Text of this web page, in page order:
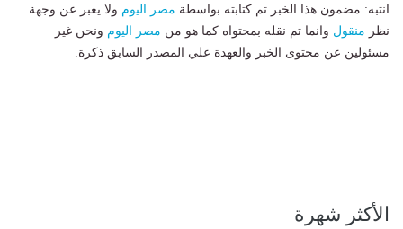
انتبه: مضمون هذا الخبر تم كتابته بواسطة مصر اليوم ولا يعبر عن وجهة
نظر منقول وانما تم نقله بمحتواه كما هو من مصر اليوم ونحن غير
مسئولين عن محتوى الخبر والعهدة علي المصدر السابق ذكرة.
الأكثر شهرة